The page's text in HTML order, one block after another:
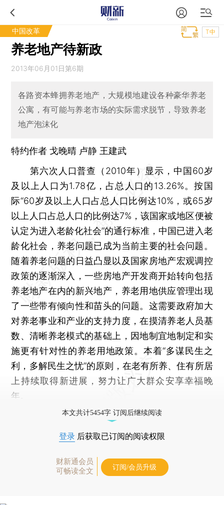
中国改革 T中
养老地产待新政
2013年06月01日第6期
各路资本蜂拥养老地产，大规模地建设各种豪华养老
公寓，有可能与养老市场的实际需求脱节，导致养老
地产泡沫化
特约作者 戈晚晴 卢静 王建武
第六次人口普查（2010年）显示，中国60岁
及以上人口为1.78亿，占总人口的13.26%。按国
际“60岁及以上人口占总人口比例达10%，或65岁
以上人口占总人口的比例达7%，该国家或地区便被
认定为进入老龄化社会”的通行标准，中国已进入老
龄化社会，养老问题已成为当前主要的社会问题。
随着养老问题的日益凸显以及国家房地产宏观调控
政策的逐渐深入，一些房地产开发商开始转向包括
养老地产在内的新兴地产，养老用地供应管理出现
了一些带有倾向性和苗头的问题。这需要政府加大
对养老事业和产业的支持力度，在摸清养老人员基
数、清晰养老模式的基础上，因地制宜地制定和实
施更有针对性的养老用地政策。本着“多谋民生之
利，多解民生之忧”的原则，在老有所养、住有所居
上持续取得新进展，努力让广大群众安享幸福晚
年。
本文共计5454字 订阅后继续阅读
登录 后获取已订阅的阅读权限
财新通会员
可畅读全文
订阅/会员升级